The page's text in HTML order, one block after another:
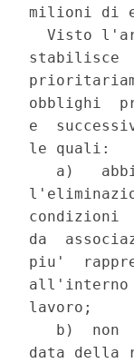
milioni di
Visto
stabilisce
obblighi
e
le quali:
a)
condizioni
da
piu'
lavoro;
b)  non
data della